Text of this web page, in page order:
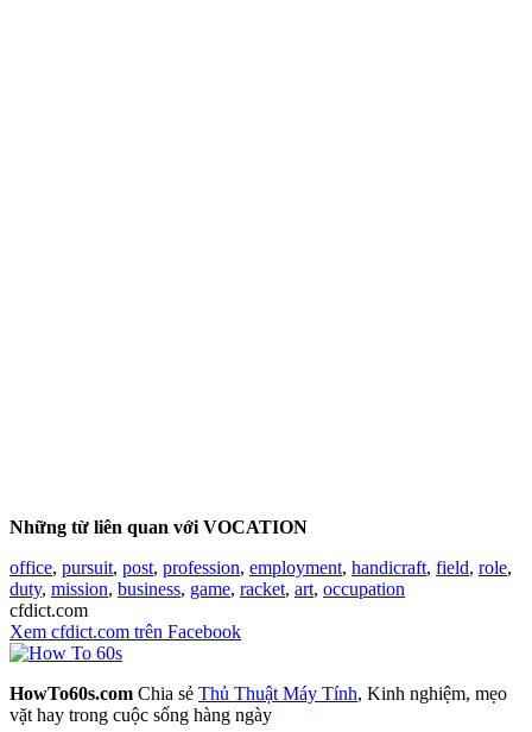
Những từ liên quan với VOCATION
office, pursuit, post, profession, employment, handicraft, field, role,
duty, mission, business, game, racket, art, occupation
cfdict.com
Xem cfdict.com trên Facebook
HowTo60s.com Chia sẻ Thủ Thuật Máy Tính, Kinh nghiệm, mẹo
vặt hay trong cuộc sống hàng ngày